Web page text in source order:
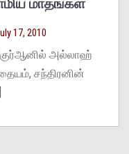
மாதங்கள்
17, 2010
அல்லாஹ்
சந்திரனின்